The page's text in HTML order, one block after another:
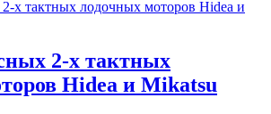
2-х тактных
Hidea и Mikatsu